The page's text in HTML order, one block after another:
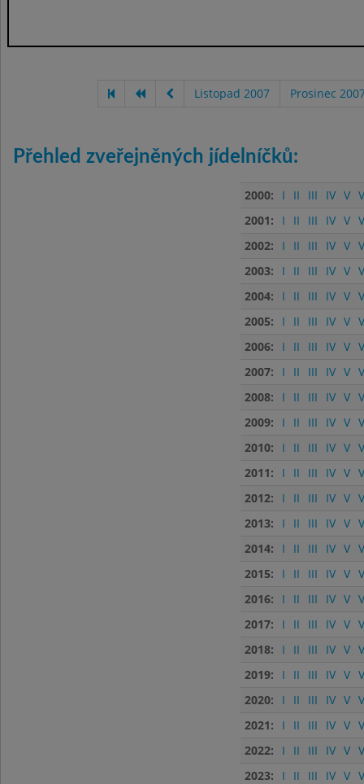
Listopad 2007 Prosinec
Přehled zveřejněných jídelníčků:
2000: I II III IV V
2001:
I II III IV V
2002:
I II III IV V
2003:
I II III IV V
2004:
I II III IV V
2005:
I II III IV V
2006:
I II III IV V
2007:
I II III IV V
2008:
I II III IV V
2009:
I II III IV V
2010:
I II III IV V
2011:
I II III IV V
2012:
I II III IV V
2013:
I II III IV V
2014:
I II III IV V
2015:
I II III IV V
2016:
I II III IV V
2017:
I II III IV V
2018:
I II III IV V
2019:
I II III IV V
2020:
I II III IV V
2021:
I II III IV V
2022:
I II III IV V
2023:
I II III IV V